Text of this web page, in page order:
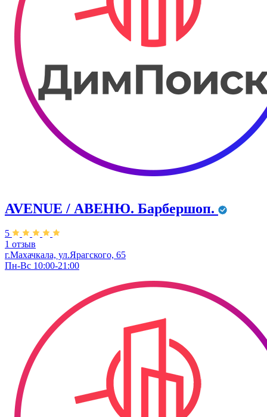
AVENUE / АВЕНЮ. Барбершоп.
5
1 отзыв
г.Махачкала, ул.Ярагского, 65
Пн-Вс 10:00-21:00